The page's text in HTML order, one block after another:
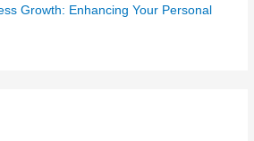
Growth: Enhancing Your Personal